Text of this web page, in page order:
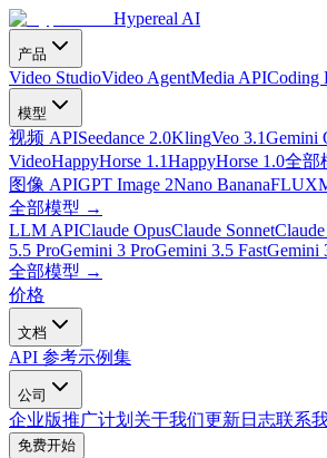
Hypereal AI
产品
Video StudioVideo AgentMedia APICoding
模型
视频 APISeedance 2.0KlingVeo 3.1Gemini
VideoHappyHorse 1.1HappyHorse 1.0全部
图像 APIGPT Image 2Nano BananaFLUX
全部模型 →
LLM APIClaude OpusClaude Sonnet
5.5 ProGemini 3 ProGemini 3.5 FastGemini
全部模型 →
价格
文档
API 参考示例集
公司
企业版推广计划 关于我们更新日志联系
免费开始